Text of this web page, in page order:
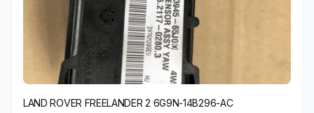
LAND ROVER FREELANDER 2 6G9N-14B296-AC